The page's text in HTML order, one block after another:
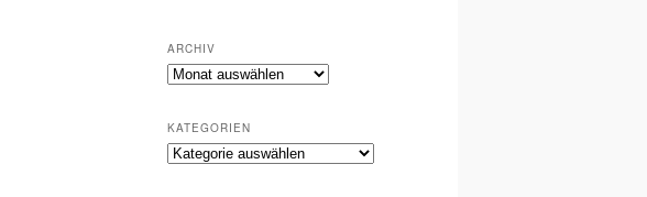
ARCHIV
Archiv
KATEGORIEN
Kategorien